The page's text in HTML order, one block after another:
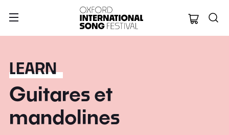
Oxford
LEARN
Guitares et
mandolines